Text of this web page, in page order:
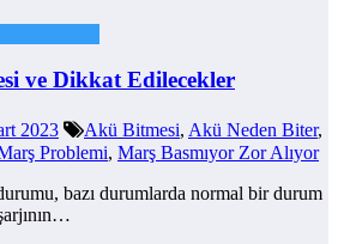
ve Dikkat Edilecekler
2023 Akü Bitmesi, Akü Neden Biter,
Problemi, Marş Basmıyor Zor Alıyor
bazı durumlarda normal bir durum